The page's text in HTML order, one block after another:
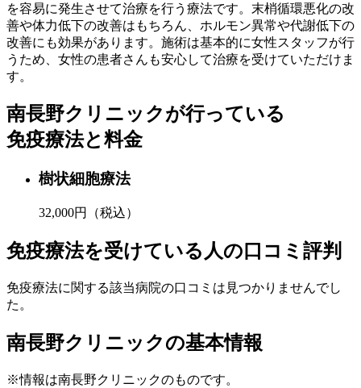
を容易に発生させて治療を行う療法です。末梢循環悪化の改
善や体力低下の改善はもちろん、ホルモン異常や代謝低下の
改善にも効果があります。施術は基本的に女性スタッフが行
うため、女性の患者さんも安心して治療を受けていただけま
す。
南長野クリニックが行っている
免疫療法と料金
樹状細胞療法
32,000円（税込）
免疫療法を受けている人の口コミ評判
免疫療法に関する該当病院の口コミは見つかりませんでし
た。
南長野クリニックの基本情報
※情報は南長野クリニックのものです。